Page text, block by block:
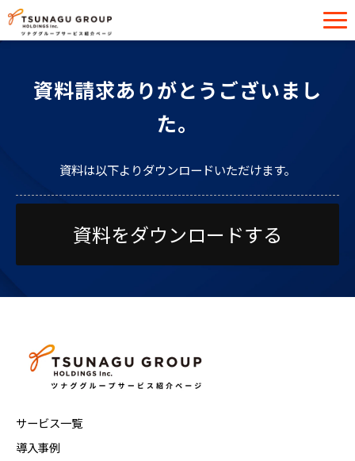
導入事例
イベント・セミナー
資料請求ありがとうございまし
た。
資料は以下よりダウンロードいただけます。
資料をダウンロードする
サービス一覧
導入事例